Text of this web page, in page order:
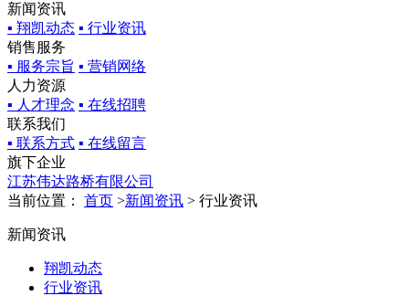
新闻资讯
▪ 翔凯动态 ▪ 行业资讯
销售服务
▪ 服务宗旨 ▪ 营销网络
人力资源
▪ 人才理念 ▪ 在线招聘
联系我们
▪ 联系方式 ▪ 在线留言
旗下企业
江苏伟达路桥有限公司
当前位置： 首页 >新闻资讯 > 行业资讯
新闻资讯
翔凯动态
行业资讯